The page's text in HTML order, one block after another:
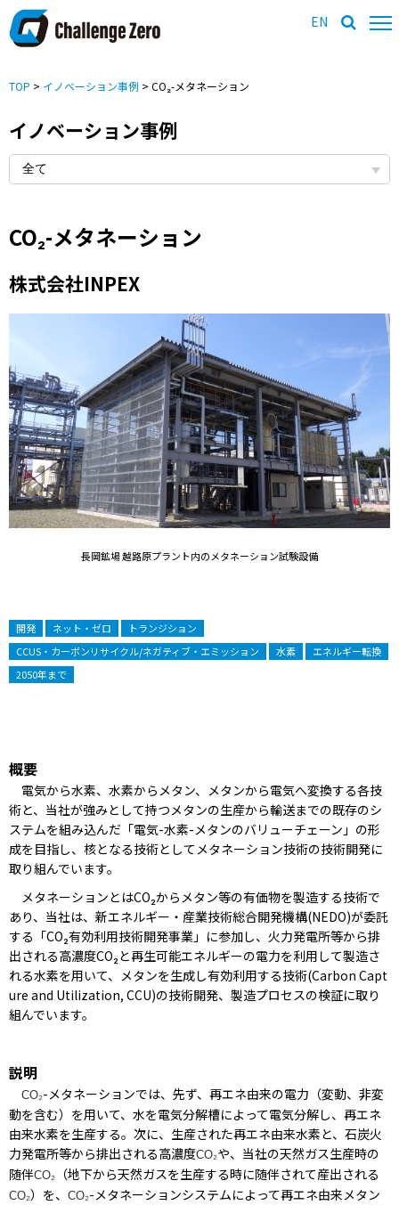
EN
TOP > イノベーション事例 > CO₂-メタネーション
イノベーション事例
CO₂-メタネーション
株式会社INPEX
長岡鉱場 越路原プラント内のメタネーション試験設備
開発 ネット・ゼロ
トランジション
CCUS・カーボンリサイクル/ネガティブ・エミッション
水素
エネルギー転換
2050年まで
概要
電気から水素、水素からメタン、メタンから電気へ変換する各技
術と、当社が強みとして持つメタンの生産から輸送までの既存のシ
ステムを組み込んだ「電気-水素-メタンのバリューチェーン」の形
成を目指し、核となる技術としてメタネーション技術の技術開発に
取り組んでいます。
メタネーションとはCO₂からメタン等の有価物を製造する技術で
あり、当社は、新エネルギー・産業技術総合開発機構(NEDO)が委託
する「CO₂有効利用技術開発事業」に参加し、火力発電所等から排
出される高濃度CO₂と再生可能エネルギーの電力を利用して製造さ
れる水素を用いて、メタンを生成し有効利用する技術(Carbon Capt
ure and Utilization, CCU)の技術開発、製造プロセスの検証に取り
組んでいます。
説明
CO₂-メタネーションでは、先ず、再エネ由来の電力（変動、非変
動を含む）を用いて、水を電気分解槽によって電気分解し、再エネ
由来水素を生産する。次に、生産された再エネ由来水素と、石炭火
力発電所等から排出される高濃度CO₂や、当社の天然ガス生産時の
随伴CO₂ （地下から天然ガスを生産する時に随伴されて産出される
CO₂）を、 CO₂-メタネーションシステムによって再エネ由来メタン